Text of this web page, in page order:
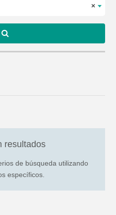
×
resultados
de búsqueda utilizando
específicos.